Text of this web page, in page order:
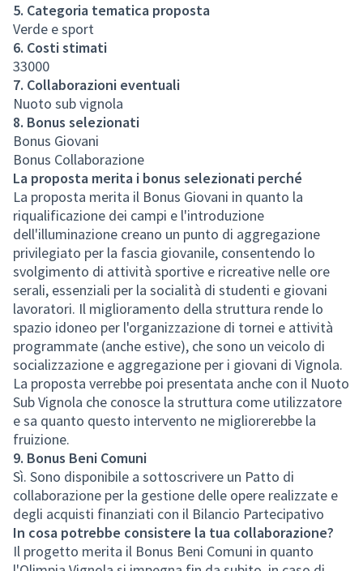
5. Categoria tematica proposta
Verde e sport
6. Costi stimati
33000
7. Collaborazioni eventuali
Nuoto sub vignola
8. Bonus selezionati
Bonus Giovani
Bonus Collaborazione
La proposta merita i bonus selezionati perché
La proposta merita il Bonus Giovani in quanto la
riqualificazione dei campi e l'introduzione
dell'illuminazione creano un punto di aggregazione
privilegiato per la fascia giovanile, consentendo lo
svolgimento di attività sportive e ricreative nelle ore
serali, essenziali per la socialità di studenti e giovani
lavoratori. Il miglioramento della struttura rende lo
spazio idoneo per l'organizzazione di tornei e attività
programmate (anche estive), che sono un veicolo di
socializzazione e aggregazione per i giovani di Vignola.
La proposta verrebbe poi presentata anche con il Nuoto
Sub Vignola che conosce la struttura come utilizzatore
e sa quanto questo intervento ne migliorerebbe la
fruizione.
9. Bonus Beni Comuni
Sì. Sono disponibile a sottoscrivere un Patto di
collaborazione per la gestione delle opere realizzate e
degli acquisti finanziati con il Bilancio Partecipativo
In cosa potrebbe consistere la tua collaborazione?
Il progetto merita il Bonus Beni Comuni in quanto